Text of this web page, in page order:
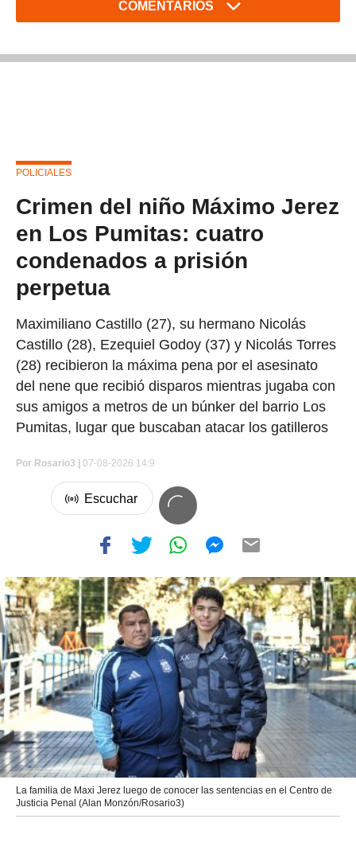
COMENTARIOS